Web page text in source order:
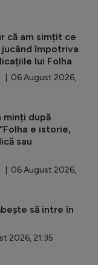
că am simțit ce
împotriva
lui Folha
| 06 August 2026,
minți după
e istorie,
sau
| 06 August 2026,
să intre în
2026, 21:35